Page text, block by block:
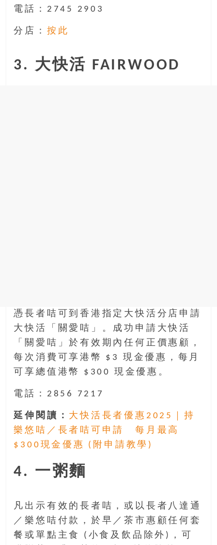
電話：2745 2903
分店： 按此
3. 大快活 FAIRWOOD
憑長者咭可到香港指定大快活分店申請
大快活「關愛咭」。成功申請大快活
「關愛咭」於有效期內任何正價惠顧，
每次消費可享港幣 $3 現金優惠，每月
可享總值港幣 $300 現金優惠。
電話：2856 7217
延伸閱讀： 大快活長者優惠2025｜持
樂悠咭／長者咭可申請 每月最高
$300現金優惠 (附申請教學)
4. 一粥麵
凡出示有效的長者咭，或以長者八達通
／樂悠咭付款，於早／茶市惠顧任何套
餐或單點主食 (小食及飲品除外)，可